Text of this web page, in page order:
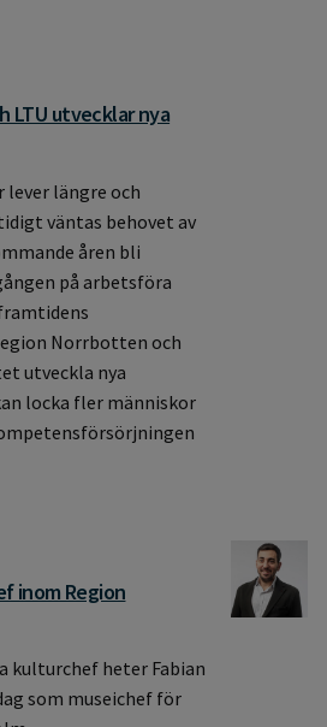
LTU utvecklar nya
längre och
väntas behovet av
åren bli
på arbetsföra
Norrbotten och
utveckla nya
locka fler människor
inom Region
kulturchef heter Fabian
som museichef för